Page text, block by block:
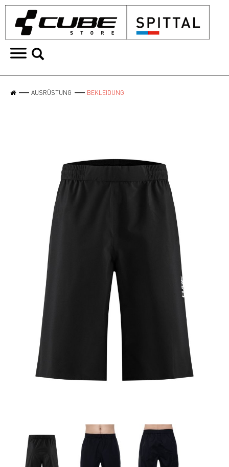
AUSRÜSTUNG BEKLEIDUNG